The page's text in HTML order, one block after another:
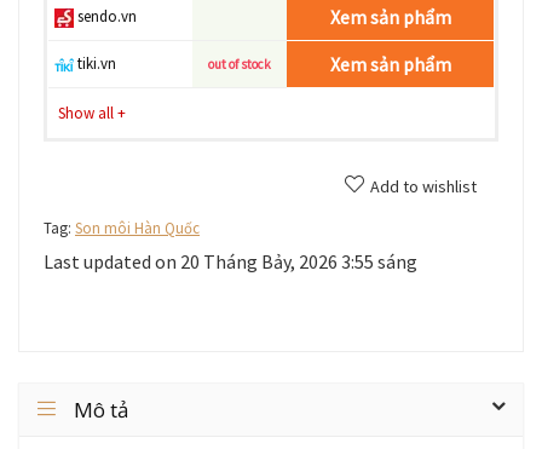
sendo.vn Xem sản phẩm
tiki.vn out of stock Xem sản phẩm
Show all+
Add to wishlist
Tag: Son môi Hàn Quốc
Last updated on 20 Tháng Bảy, 2026 3:55 sáng
Mô tả